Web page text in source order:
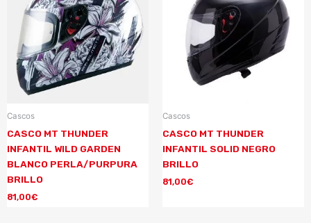
Cascos
CASCO MT THUNDER
INFANTIL WILD GARDEN
BLANCO PERLA/PURPURA
BRILLO
81,00€
Cascos
CASCO MT THUNDER
INFANTIL SOLID NEGRO
BRILLO
81,00€